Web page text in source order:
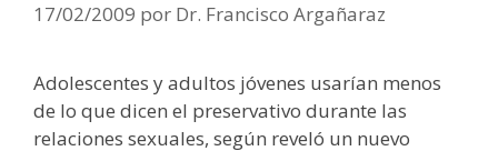
17/02/2009 por Dr. Francisco Argañaraz
Adolescentes y adultos jóvenes usarían menos
de lo que dicen el preservativo durante las
relaciones sexuales, según reveló un nuevo